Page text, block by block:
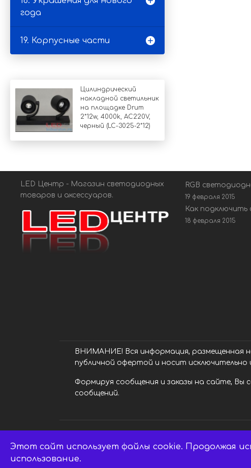
года
19. Корпусные части
Цилиндрический
накладной светильник
на площадке Drum
2*12w, 4000k, AC220V,
черный (LC-3025-2*12)
LED Центр - Магазин светодиодных
товаров и аксессуаров.
RGB
19 февраля 2015
Как
18 февраля 2015
ВНИМАНИЕ! Вся информация, размещенная
публичной офертой и носит
Формируя сообщения и заказы на сайте, Вы
сообщений.
LED центр. © 2014 - 2026 ledsaratov.ru. Все
Этот сайт использует файлы cookie. Продолжая
использование.